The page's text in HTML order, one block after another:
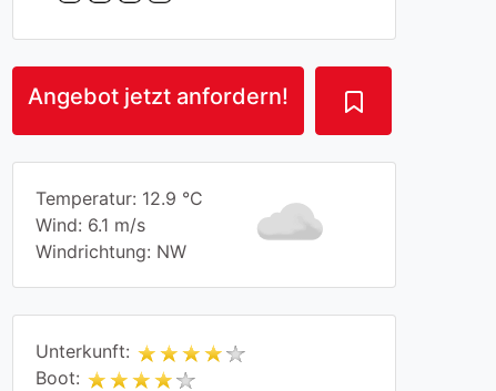
Angebot jetzt anfordern!
Temperatur: 12.9 °C
Wind: 6.1 m/s
Windrichtung: NW
Unterkunft:
Boot: